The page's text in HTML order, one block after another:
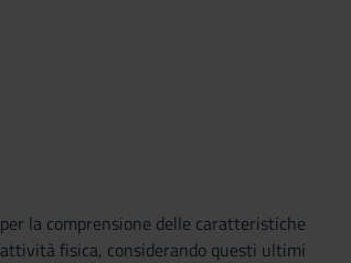
la comprensione delle caratteristiche
fisica, considerando questi ultimi